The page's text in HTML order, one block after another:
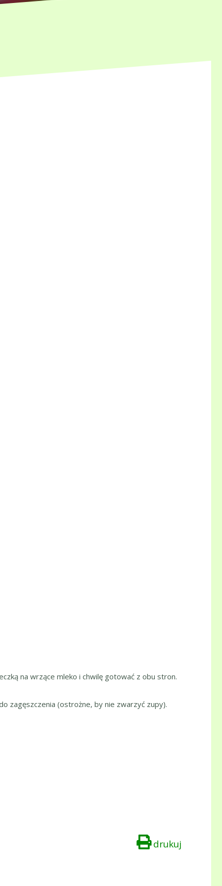
na wrzące mleko i chwilę gotować z obu stron.
zagęszczenia (ostrożne, by nie zwarzyć zupy).
drukuj